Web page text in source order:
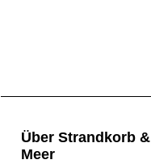
Über Strandkorb &
Meer